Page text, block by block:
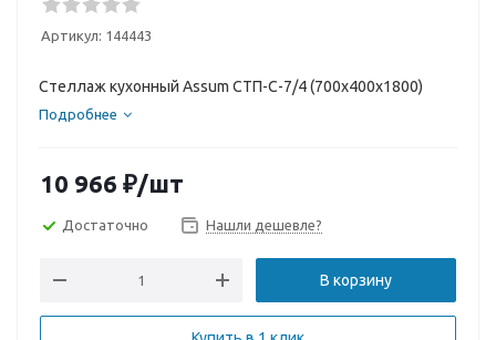
Артикул: 144443
Стеллаж кухонный Assum СТП-С-7/4 (700х400х1800)
Подробнее
10 966 ₽/шт
Достаточно Нашли дешевле?
В корзину